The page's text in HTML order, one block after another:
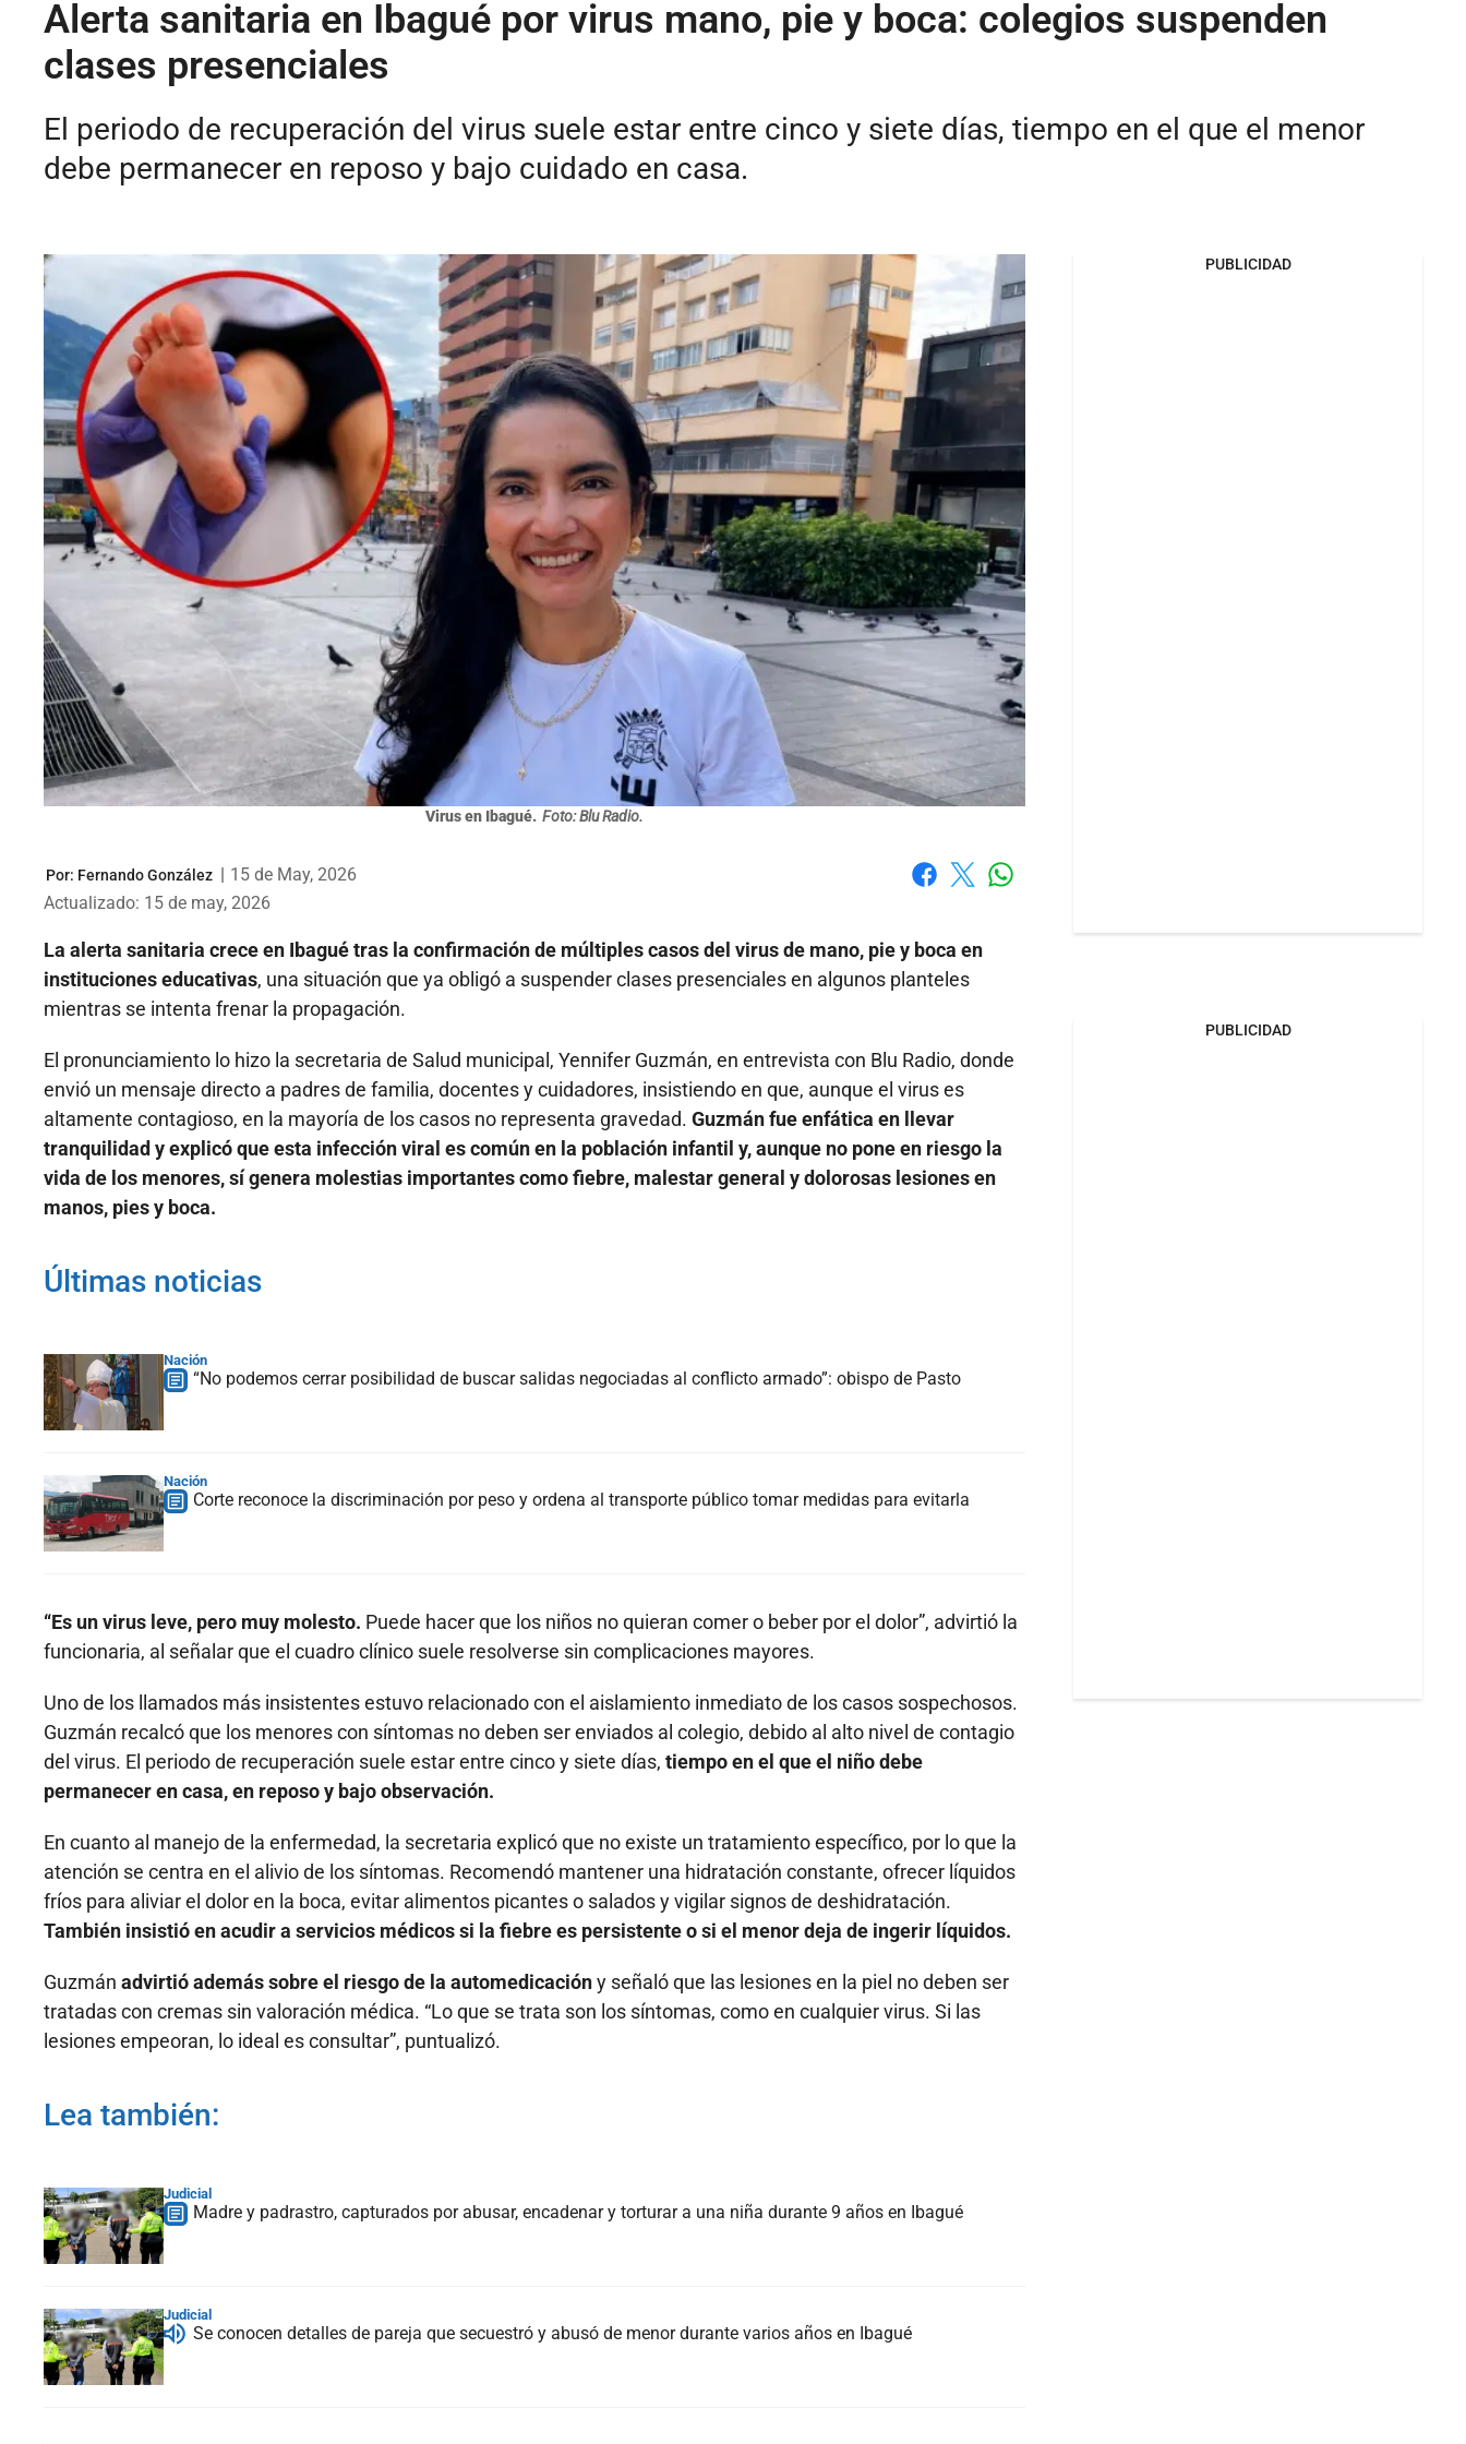
Alerta sanitaria en Ibagué por virus mano, pie y boca: colegios suspenden
clases presenciales
El periodo de recuperación del virus suele estar entre cinco y siete días, tiempo en el que el menor
debe permanecer en reposo y bajo cuidado en casa.
Virus en Ibagué. Foto: Blu Radio.
Por: Fernando González | 15 de May, 2026
Actualizado: 15 de may, 2026
La alerta sanitaria crece en Ibagué tras la confirmación de múltiples casos del virus de mano, pie y boca en
instituciones educativas, una situación que ya obligó a suspender clases presenciales en algunos planteles
mientras se intenta frenar la propagación.
El pronunciamiento lo hizo la secretaria de Salud municipal, Yennifer Guzmán, en entrevista con Blu Radio, donde
envió un mensaje directo a padres de familia, docentes y cuidadores, insistiendo en que, aunque el virus es
altamente contagioso, en la mayoría de los casos no representa gravedad. Guzmán fue enfática en llevar
tranquilidad y explicó que esta infección viral es común en la población infantil y, aunque no pone en riesgo la
vida de los menores, sí genera molestias importantes como fiebre, malestar general y dolorosas lesiones en
manos, pies y boca.
Últimas noticias
Nación
“No podemos cerrar posibilidad de buscar salidas negociadas al conflicto armado”: obispo de Pasto
Nación
Corte reconoce la discriminación por peso y ordena al transporte público tomar medidas para evitarla
“Es un virus leve, pero muy molesto. Puede hacer que los niños no quieran comer o beber por el dolor”, advirtió la
funcionaria, al señalar que el cuadro clínico suele resolverse sin complicaciones mayores.
Uno de los llamados más insistentes estuvo relacionado con el aislamiento inmediato de los casos sospechosos.
Guzmán recalcó que los menores con síntomas no deben ser enviados al colegio, debido al alto nivel de contagio
del virus. El periodo de recuperación suele estar entre cinco y siete días, tiempo en el que el niño debe
permanecer en casa, en reposo y bajo observación.
En cuanto al manejo de la enfermedad, la secretaria explicó que no existe un tratamiento específico, por lo que la
atención se centra en el alivio de los síntomas. Recomendó mantener una hidratación constante, ofrecer líquidos
fríos para aliviar el dolor en la boca, evitar alimentos picantes o salados y vigilar signos de deshidratación.
También insistió en acudir a servicios médicos si la fiebre es persistente o si el menor deja de ingerir líquidos.
Guzmán advirtió además sobre el riesgo de la automedicacióny señaló que las lesiones en la piel no deben ser
tratadas con cremas sin valoración médica. “Lo que se trata son los síntomas, como en cualquier virus. Si las
lesiones empeoran, lo ideal es consultar”, puntualizó.
Lea también:
Judicial
Madre y padrastro, capturados por abusar, encadenar y torturar a una niña durante 9 años en Ibagué
Judicial
Se conocen detalles de pareja que secuestró y abusó de menor durante varios años en Ibagué
PUBLICIDAD
PUBLICIDAD